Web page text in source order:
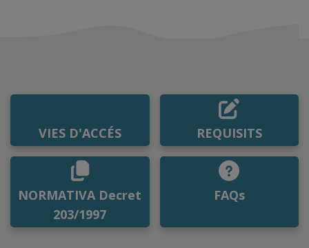
VIES D'ACCÉS REQUISITS
NORMATIVA Decret
203/1997
FAQs